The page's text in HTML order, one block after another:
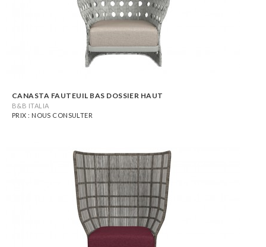
CANASTA FAUTEUIL BAS DOSSIER HAUT
B&B ITALIA
PRIX : NOUS CONSULTER